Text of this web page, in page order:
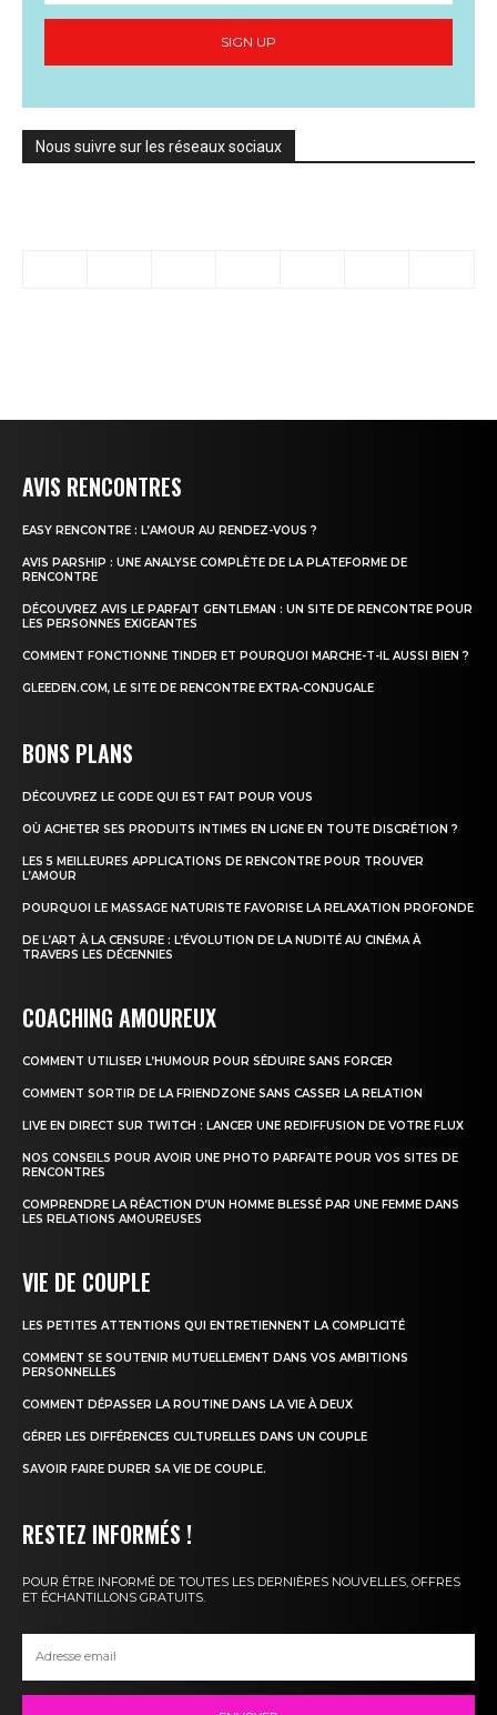
SIGN UP
Nous suivre sur les réseaux sociaux
AVIS RENCONTRES
EASY RENCONTRE : L’AMOUR AU RENDEZ-VOUS ?
AVIS PARSHIP : UNE ANALYSE COMPLÈTE DE LA PLATEFORME DE
RENCONTRE
DÉCOUVREZ AVIS LE PARFAIT GENTLEMAN : UN SITE DE RENCONTRE POUR
LES PERSONNES EXIGEANTES
COMMENT FONCTIONNE TINDER ET POURQUOI MARCHE-T-IL AUSSI BIEN ?
GLEEDEN.COM, LE SITE DE RENCONTRE EXTRA-CONJUGALE
BONS PLANS
DÉCOUVREZ LE GODE QUI EST FAIT POUR VOUS
OÙ ACHETER SES PRODUITS INTIMES EN LIGNE EN TOUTE DISCRÉTION ?
LES 5 MEILLEURES APPLICATIONS DE RENCONTRE POUR TROUVER
L’AMOUR
POURQUOI LE MASSAGE NATURISTE FAVORISE LA RELAXATION PROFONDE
DE L’ART À LA CENSURE : L’ÉVOLUTION DE LA NUDITÉ AU CINÉMA À
TRAVERS LES DÉCENNIES
COACHING AMOUREUX
COMMENT UTILISER L’HUMOUR POUR SÉDUIRE SANS FORCER
COMMENT SORTIR DE LA FRIENDZONE SANS CASSER LA RELATION
LIVE EN DIRECT SUR TWITCH : LANCER UNE REDIFFUSION DE VOTRE FLUX
NOS CONSEILS POUR AVOIR UNE PHOTO PARFAITE POUR VOS SITES DE
RENCONTRES
COMPRENDRE LA RÉACTION D’UN HOMME BLESSÉ PAR UNE FEMME DANS
LES RELATIONS AMOUREUSES
VIE DE COUPLE
LES PETITES ATTENTIONS QUI ENTRETIENNENT LA COMPLICITÉ
COMMENT SE SOUTENIR MUTUELLEMENT DANS VOS AMBITIONS
PERSONNELLES
COMMENT DÉPASSER LA ROUTINE DANS LA VIE À DEUX
GÉRER LES DIFFÉRENCES CULTURELLES DANS UN COUPLE
SAVOIR FAIRE DURER SA VIE DE COUPLE.
RESTEZ INFORMÉS !
POUR ÊTRE INFORMÉ DE TOUTES LES DERNIÈRES NOUVELLES, OFFRES
ET ÉCHANTILLONS GRATUITS.